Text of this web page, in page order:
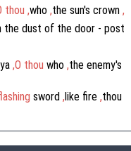
thou ,who ,the sun's crown ,
the dust of the door - post
,O thou who ,the enemy's
sword ,like fire ,thou